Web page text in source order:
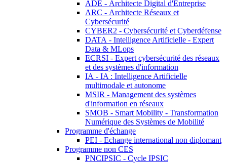
ADE - Architecte Digital d'Entreprise
ARC - Architecte Réseaux et
Cybersécurité
CYBER2 - Cybersécurité et Cyberdéfense
DATA - Intelligence Artificielle - Expert
Data & MLops
ECRSI - Expert cybersécurité des réseaux
et des systèmes d'information
IA - IA : Intelligence Artificielle
multimodale et autonome
MSIR - Management des systèmes
d'information en réseaux
SMOB - Smart Mobility - Transformation
Numérique des Systèmes de Mobilité
Programme d'échange
PEI - Echange international non diplomant
Programme non CES
PNCIPSIC - Cycle IPSIC